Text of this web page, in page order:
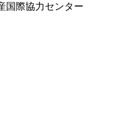
国際協力センター